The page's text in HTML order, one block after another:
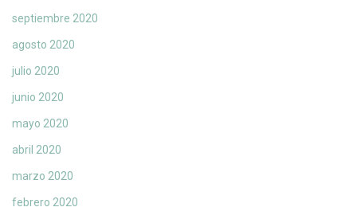
septiembre 2020
agosto 2020
julio 2020
junio 2020
mayo 2020
abril 2020
marzo 2020
febrero 2020